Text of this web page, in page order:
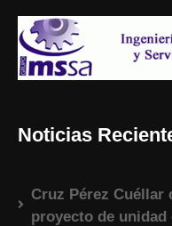
Noticias
Cruz Pérez
proyecto de unidad